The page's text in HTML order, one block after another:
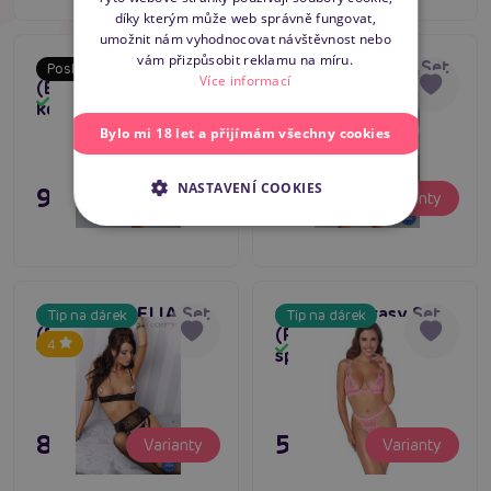
Poslední šance
Casmir MIRELLA Set
(Black), elegantní
komplet
995 Kč Varianty
Poslední šance
Casmir MIRELLA Set
Open Bra (Black),
elegantní komplet
995 Kč Varianty
Tip na dárek
4
Casmir AURELIA Set
(Black)
Skladem
895 Kč Varianty
Tip na dárek
Cottelli Fantasy Set
(Pink), souprava
spodního prádla
Skladem
595 Kč Varianty
ENGLISH
díky kterým může web správně fungovat,
umožnit nám vyhodnocovat návštěvnost nebo
vám přizpůsobit reklamu na míru.
Více informací
Bylo mi 18 let a přijímám všechny cookies
NASTAVENÍ COOKIES